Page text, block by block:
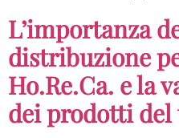
L’importanza
distribuzione
Ho.Re.Ca. e la
dei prodotti